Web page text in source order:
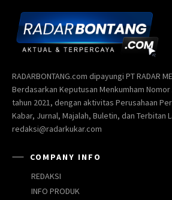
RADARBONTANG.com dipayungi PT RADAR
Berdasarkan Keputusan Menkumham Nomor
tahun 2021, dengan aktivitas Perusahaan
Kabar, Jurnal, Majalah, Buletin, dan Terbitan
redaksi@radarkukar.com
COMPANY INFO
REDAKSI
INFO PRODUK